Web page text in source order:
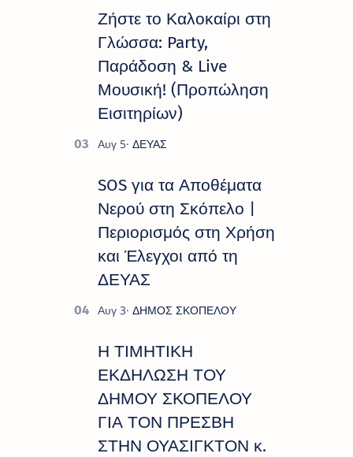
πλούσιο και πολυσυλλεκτικό
πρόγραμμα εκδ…
Ζήστε το Καλοκαίρι στη
Γλώσσα: Party,
Παράδοση & Live
Μουσική! (Προπώληση
Εισιτηρίων)
SOS για τα Αποθέματα
Νερού στη Σκόπελο |
Περιορισμός στη Χρήση
και Έλεγχοι από τη
ΔΕΥΑΣ
Η ΤΙΜΗΤΙΚΗ
ΕΚΔΗΛΩΣΗ ΤΟΥ
ΔΗΜΟΥ ΣΚΟΠΕΛΟΥ
ΓΙΑ ΤΟΝ ΠΡΕΣΒΗ
ΣΤΗΝ ΟΥΑΣΙΓΚΤΟΝ κ.